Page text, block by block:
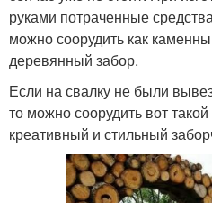
руками потраченные
можно соорудить как
деревянный забор.
Если на свалку не были
то можно соорудить вот
креативный и стильный